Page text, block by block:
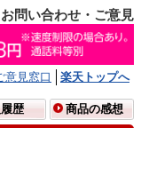
問い合わせ・ご意見
意見窓口
楽天トップへ
歴 商品の感想